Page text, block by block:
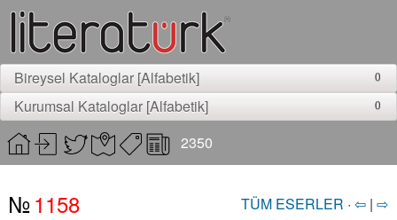
Bireysel Kataloglar [Alfabetik] 0
Kurumsal Kataloglar [Alfabetik] 0
2350
№1158 TÜM ESERLER · ⇦ | ⇨